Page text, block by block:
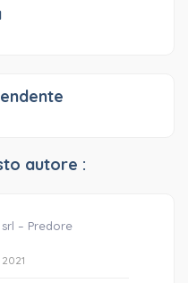
autore :
– Predore